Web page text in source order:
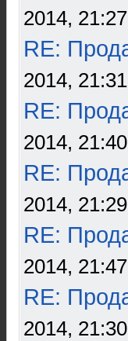
2014, 21:27
RE:
2014, 21:31
RE:
2014, 21:40
RE:
2014, 21:29
RE:
2014, 21:47
RE:
2014, 21:30